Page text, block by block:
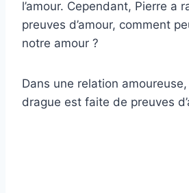
l’amour. Cependant, Pierre a
preuves d’amour, comment
notre amour ?
Dans une relation
drague est faite de preuves